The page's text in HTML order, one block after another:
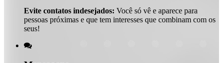
Evite contatos indesejados: Você só vê e aparece para
pessoas próximas e que tem interesses que combinam com os
seus!
